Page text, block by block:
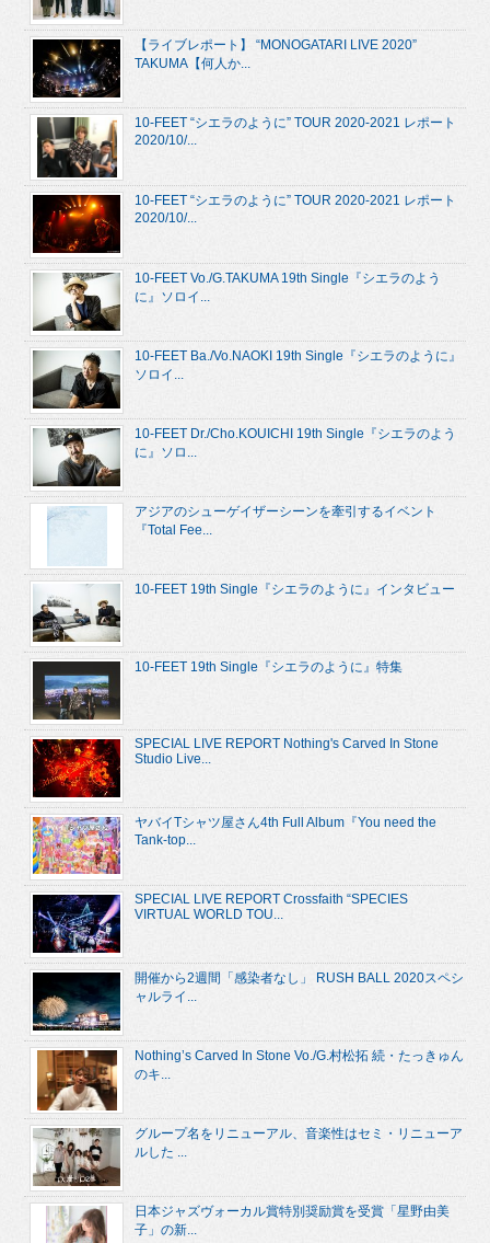
【ライブレポート】 “MONOGATARI LIVE 2020”
TAKUMA【何人か...
10-FEET “シエラのように” TOUR 2020-2021 レポート
2020/10/...
10-FEET “シエラのように” TOUR 2020-2021 レポート
2020/10/...
10-FEET Vo./G.TAKUMA 19th Single『シエラのよう
に』ソロイ...
10-FEET Ba./Vo.NAOKI 19th Single『シエラのように』
ソロイ...
10-FEET Dr./Cho.KOUICHI 19th Single『シエラのよう
に』ソロ...
アジアのシューゲイザーシーンを牽引するイベント
『Total Fee...
10-FEET 19th Single『シエラのように』インタビュー
10-FEET 19th Single『シエラのように』特集
SPECIAL LIVE REPORT Nothing's Carved In Stone
Studio Live...
ヤバイTシャツ屋さん4th Full Album『You need the
Tank-top...
SPECIAL LIVE REPORT Crossfaith “SPECIES
VIRTUAL WORLD TOU...
開催から2週間「感染者なし」 RUSH BALL 2020スペシ
ャルライ...
Nothing’s Carved In Stone Vo./G.村松拓 続・たっきゅん
のキ...
グループ名をリニューアル、音楽性はセミ・リニューア
ルした ...
日本ジャズヴォーカル賞特別奨励賞を受賞「星野由美
子」の新...